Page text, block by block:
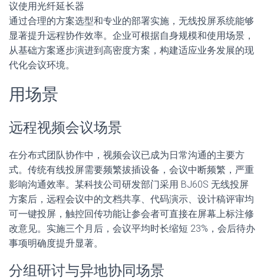
议使用光纤延长器
通过合理的方案选型和专业的部署实施，无线投屏系统能够
显著提升远程协作效率。企业可根据自身规模和使用场景，
从基础方案逐步演进到高密度方案，构建适应业务发展的现
代化会议环境。
用场景
远程视频会议场景
在分布式团队协作中，视频会议已成为日常沟通的主要方
式。传统有线投屏需要频繁拔插设备，会议中断频繁，严重
影响沟通效率。某科技公司研发部门采用 BJ60S 无线投屏
方案后，远程会议中的文档共享、代码演示、设计稿评审均
可一键投屏，触控回传功能让参会者可直接在屏幕上标注修
改意见。实施三个月后，会议平均时长缩短 23%，会后待办
事项明确度提升显著。
分组研讨与异地协同场景